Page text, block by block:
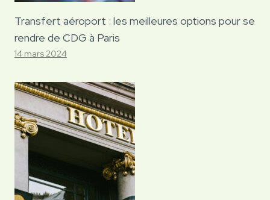
Transfert aéroport : les meilleures options pour se
rendre de CDG à Paris
14 mars 2024